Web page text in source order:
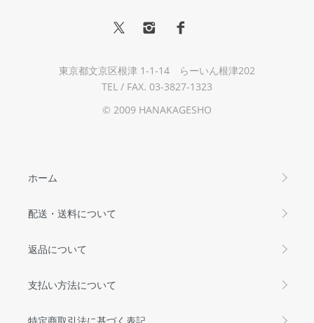
東京都文京区根津 1-1-14 らーいん根津202
TEL / FAX. 03-3827-1323
© 2009 HANAKAGESHO
ホーム
配送・送料について
返品について
支払い方法について
特定商取引法に基づく表記